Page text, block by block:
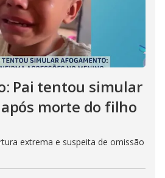
Pai tentou simular
morte do filho
extrema e suspeita de omissão